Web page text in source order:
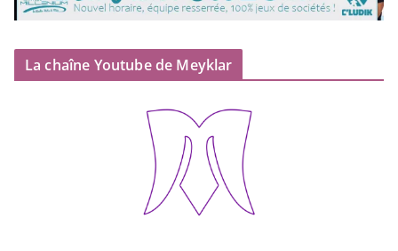
La chaîne Youtube de Meyklar